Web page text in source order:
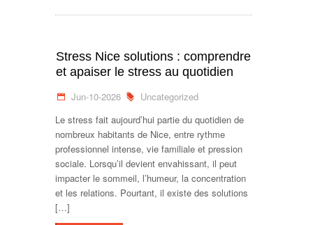
Stress Nice solutions : comprendre
et apaiser le stress au quotidien
Jun-10-2026
Uncategorized
Le stress fait aujourd’hui partie du quotidien de
nombreux habitants de Nice, entre rythme
professionnel intense, vie familiale et pression
sociale. Lorsqu’il devient envahissant, il peut
impacter le sommeil, l’humeur, la concentration
et les relations. Pourtant, il existe des solutions
[…]